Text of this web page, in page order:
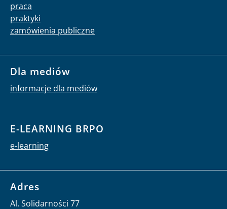
praca
praktyki
zamówienia publiczne
Dla mediów
informacje dla mediów
E-LEARNING BRPO
e-learning
Adres
Al. Solidarności 77